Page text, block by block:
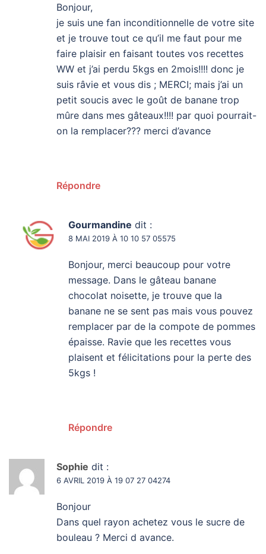
Bonjour,
je suis une fan inconditionnelle de votre site
et je trouve tout ce qu’il me faut pour me
faire plaisir en faisant toutes vos recettes
WW et j’ai perdu 5kgs en 2mois!!!! donc je
suis râvie et vous dis ; MERCI; mais j’ai un
petit soucis avec le goût de banane trop
mûre dans mes gâteaux!!!! par quoi pourrait-
on la remplacer??? merci d’avance
Répondre
Gourmandine dit :
8 MAI 2019 À 10 10 57 05575
Bonjour, merci beaucoup pour votre
message. Dans le gâteau banane
chocolat noisette, je trouve que la
banane ne se sent pas mais vous pouvez
remplacer par de la compote de pommes
épaisse. Ravie que les recettes vous
plaisent et félicitations pour la perte des
5kgs !
Répondre
Sophie dit :
6 AVRIL 2019 À 19 07 27 04274
Bonjour
Dans quel rayon achetez vous le sucre de
bouleau ? Merci d avance.